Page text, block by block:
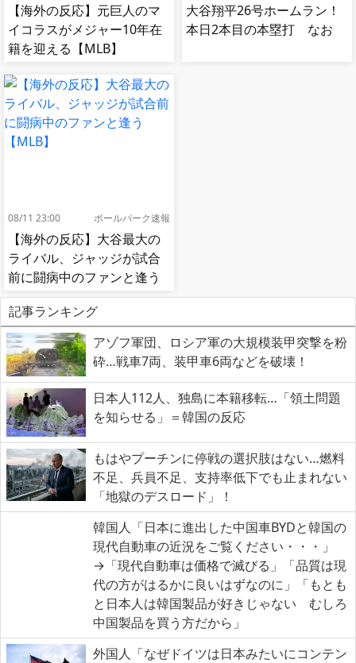
【海外の反応】元巨人のマ
イコラスがメジャー10年在
籍を迎える【MLB】
大谷翔平26号ホームラン！
本日2本目の本塁打 なお
08/11 23:00 ボールパーク速報
【海外の反応】大谷最大の
ライバル、ジャッジが試合
前に闘病中のファンと逢う
【MLB】
記事ランキング
アゾフ軍団、ロシア軍の大規模装甲突撃を粉
砕…戦車7両、装甲車6両などを破壊！
日本人112人、独島に本籍移転…「領土問題
を知らせる」＝韓国の反応
もはやプーチンに停戦の選択肢はない…燃料
不足、兵員不足、支持率低下でも止まれない
「地獄のデスロード」！
韓国人「日本に進出した中国車BYDと韓国の
現代自動車の近況をご覧ください・・・」
→「現代自動車は価格で滅びる」「品質は現
代の方がはるかに良いはずなのに」「もとも
と日本人は韓国製品が好きじゃない むしろ
中国製品を買う方だから」
外国人「なぜドイツは日本みたいにコンテン